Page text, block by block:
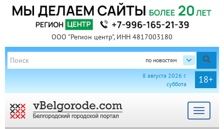
ООО "Регион центр", ИНН 4817003180
по новостям
18+
8 августа 2026 г.
суббота
Toggle